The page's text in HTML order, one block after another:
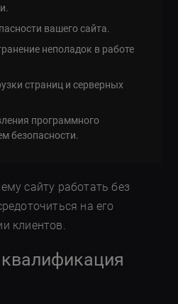
вашего сайта.
неполадок в работе
страниц и серверных
программного
безопасности.
сайту работать без
на его
клиентов.